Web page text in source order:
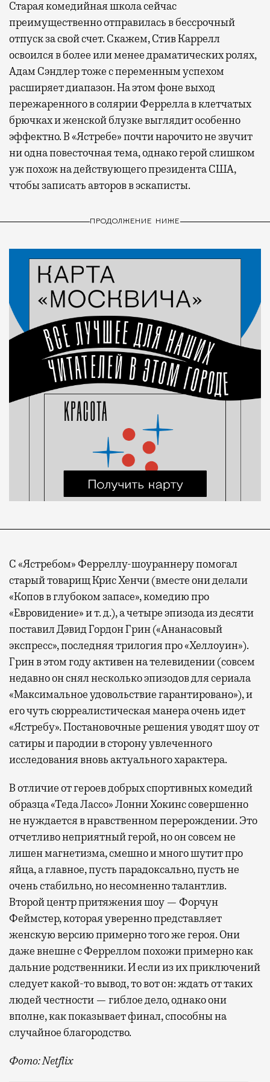
Старая комедийная школа сейчас
преимущественно отправилась в бессрочный
отпуск за свой счет. Скажем, Стив Каррелл
освоился в более или менее драматических ролях,
Адам Сэндлер тоже с переменным успехом
расширяет диапазон. На этом фоне выход
пережаренного в солярии Феррелла в клетчатых
брючках и женской блузке выглядит особенно
эффектно. В «Ястребе» почти нарочито не звучит
ни одна повесточная тема, однако герой слишком
уж похож на действующего президента США,
чтобы записать авторов в эскаписты.
ПРОДОЛЖЕНИЕ НИЖЕ
С «Ястребом» Ферреллу-шоураннеру помогал
старый товарищ Крис Хенчи (вместе они делали
«Копов в глубоком запасе», комедию про
«Евровидение» и т. д.), а четыре эпизода из десяти
поставил Дэвид Гордон Грин («Ананасовый
экспресс», последняя трилогия про «Хеллоуин»).
Грин в этом году активен на телевидении (совсем
недавно он снял несколько эпизодов для сериала
«Максимальное удовольствие гарантировано»), и
его чуть сюрреалистическая манера очень идет
«Ястребу». Постановочные решения уводят шоу от
сатиры и пародии в сторону увлеченного
исследования вновь актуального характера.
В отличие от героев добрых спортивных комедий
образца «Теда Лассо» Лонни Хокинс совершенно
не нуждается в нравственном перерождении. Это
отчетливо неприятный герой, но он совсем не
лишен магнетизма, смешно и много шутит про
яйца, а главное, пусть парадоксально, пусть не
очень стабильно, но несомненно талантлив.
Второй центр притяжения шоу — Форчун
Феймстер, которая уверенно представляет
женскую версию примерно того же героя. Они
даже внешне с Ферреллом похожи примерно как
дальние родственники. И если из их приключений
следует какой-то вывод, то вот он: ждать от таких
людей честности — гиблое дело, однако они
вполне, как показывает финал, способны на
случайное благородство.
Фото: Netflix